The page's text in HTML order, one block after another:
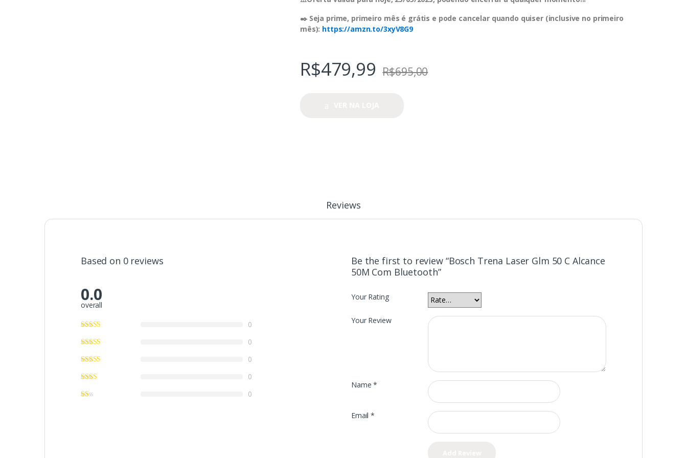
✒️ Seja prime, primeiro mês é grátis e pode cancelar quando quiser (inclusive no primeiro
mês): https://amzn.to/3xyV8G9
R$479,99 R$695,00
Reviews
Based on 0 reviews
0.0
overall
0
0
0
0
0
Be the first to review “Bosch Trena Laser Glm 50 C Alcance
50M Com Bluetooth”
Your Rating
Your Review
Name*
Email*